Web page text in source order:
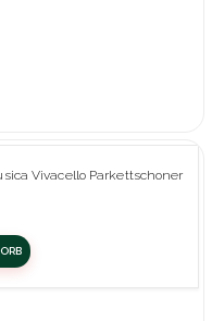
Vivacello Parkettschoner